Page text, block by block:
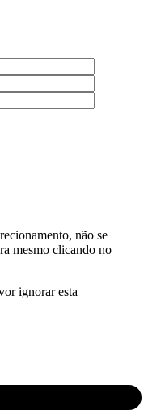
não se
mesmo clicando no
ignorar esta